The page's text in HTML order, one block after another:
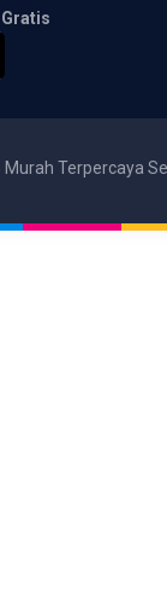
Terpercaya